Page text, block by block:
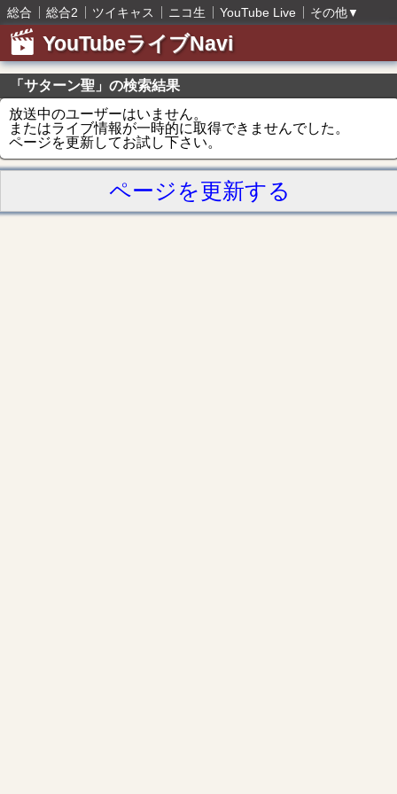
総合 総合2 ツイキャス ニコ生 YouTube Live その他▼
YouTubeライブNavi
「サターン聖」の検索結果
放送中のユーザーはいません。
またはライブ情報が一時的に取得できませんでした。
ページを更新してお試し下さい。
ページを更新する